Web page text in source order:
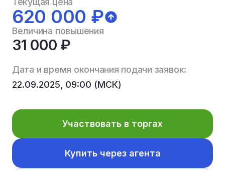
620 000 ₽
Величина повышения
31 000 ₽
Дата и время окончания подачи заявок:
22.09.2025, 09:00 (МСК)
Участвовать в торгах
Купить через агента